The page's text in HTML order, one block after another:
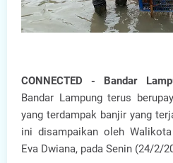
CONNECTED - Bandar
Bandar Lampung terus
yang terdampak banjir yang
ini disampaikan oleh
Eva Dwiana, pada Senin (24/2/